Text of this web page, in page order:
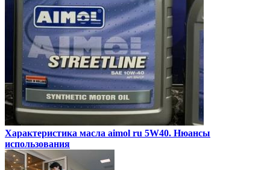
Характеристика масла aimol ru 5W40. Нюансы
использования